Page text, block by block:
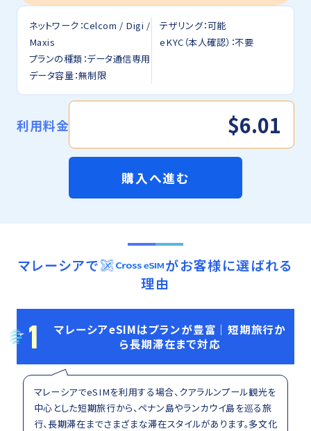
ネットワーク：Celcom / Digi /
Maxis
プランの種類：データ通信専用
データ容量：無制限
テザリング：可能
eKYC（本人確認）：不要
利用料金 $6.01
購入へ進む
マレーシアで
がお客様に選ばれる
理由
1
マレーシアeSIMはプランが豊富｜短期旅行か
ら長期滞在まで対応
マレーシアでeSIMを利用する場合、クアラルンプール観光を
中心とした短期旅行から、ペナン島やランカウイ島を巡る旅
行、長期滞在までさまざまな滞在スタイルがあります。多文化